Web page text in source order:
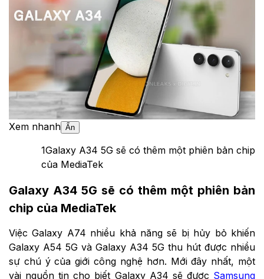
Xem nhanh Ẩn
1Galaxy A34 5G sẽ có thêm một phiên bản chip
của MediaTek
Galaxy A34 5G sẽ có thêm một phiên bản
chip của MediaTek
Việc Galaxy A74 nhiều khả năng sẽ bị hủy bỏ khiến
Galaxy A54 5G và Galaxy A34 5G thu hút được nhiều
sự chú ý của giới công nghệ hơn. Mới đây nhất, một
vài nguồn tin cho biết Galaxy A34 sẽ được Samsung